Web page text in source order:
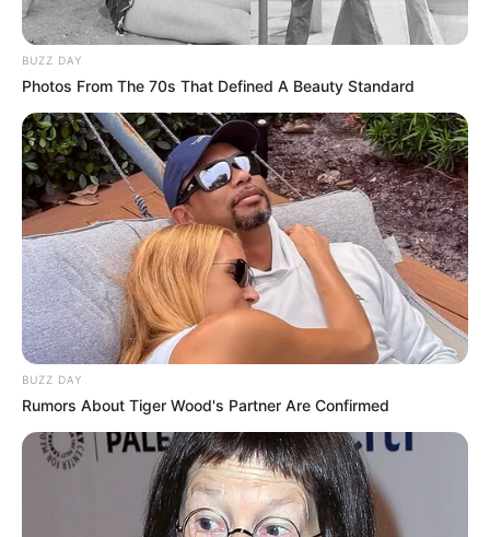
BUZZ DAY
Photos From The 70s That Defined A Beauty Standard
BUZZ DAY
Rumors About Tiger Wood's Partner Are Confirmed